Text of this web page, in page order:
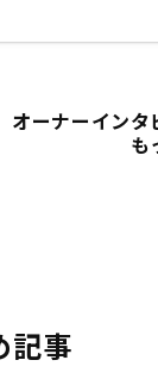
オーナーインタ
も
記事